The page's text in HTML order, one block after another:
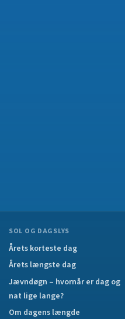
SOL OG DAGSLYS
Årets korteste dag
Årets længste dag
Jævndøgn – hvornår er dag og
nat lige lange?
Om dagens længde